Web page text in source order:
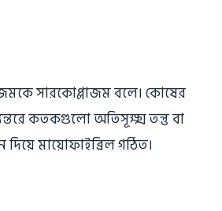
সারকোপ্লাজম বলে। কোষের
কতকগুলাে অতিসূক্ষ্ম তন্তু বা
দিয়ে মায়ােফাইব্রিল গঠিত।